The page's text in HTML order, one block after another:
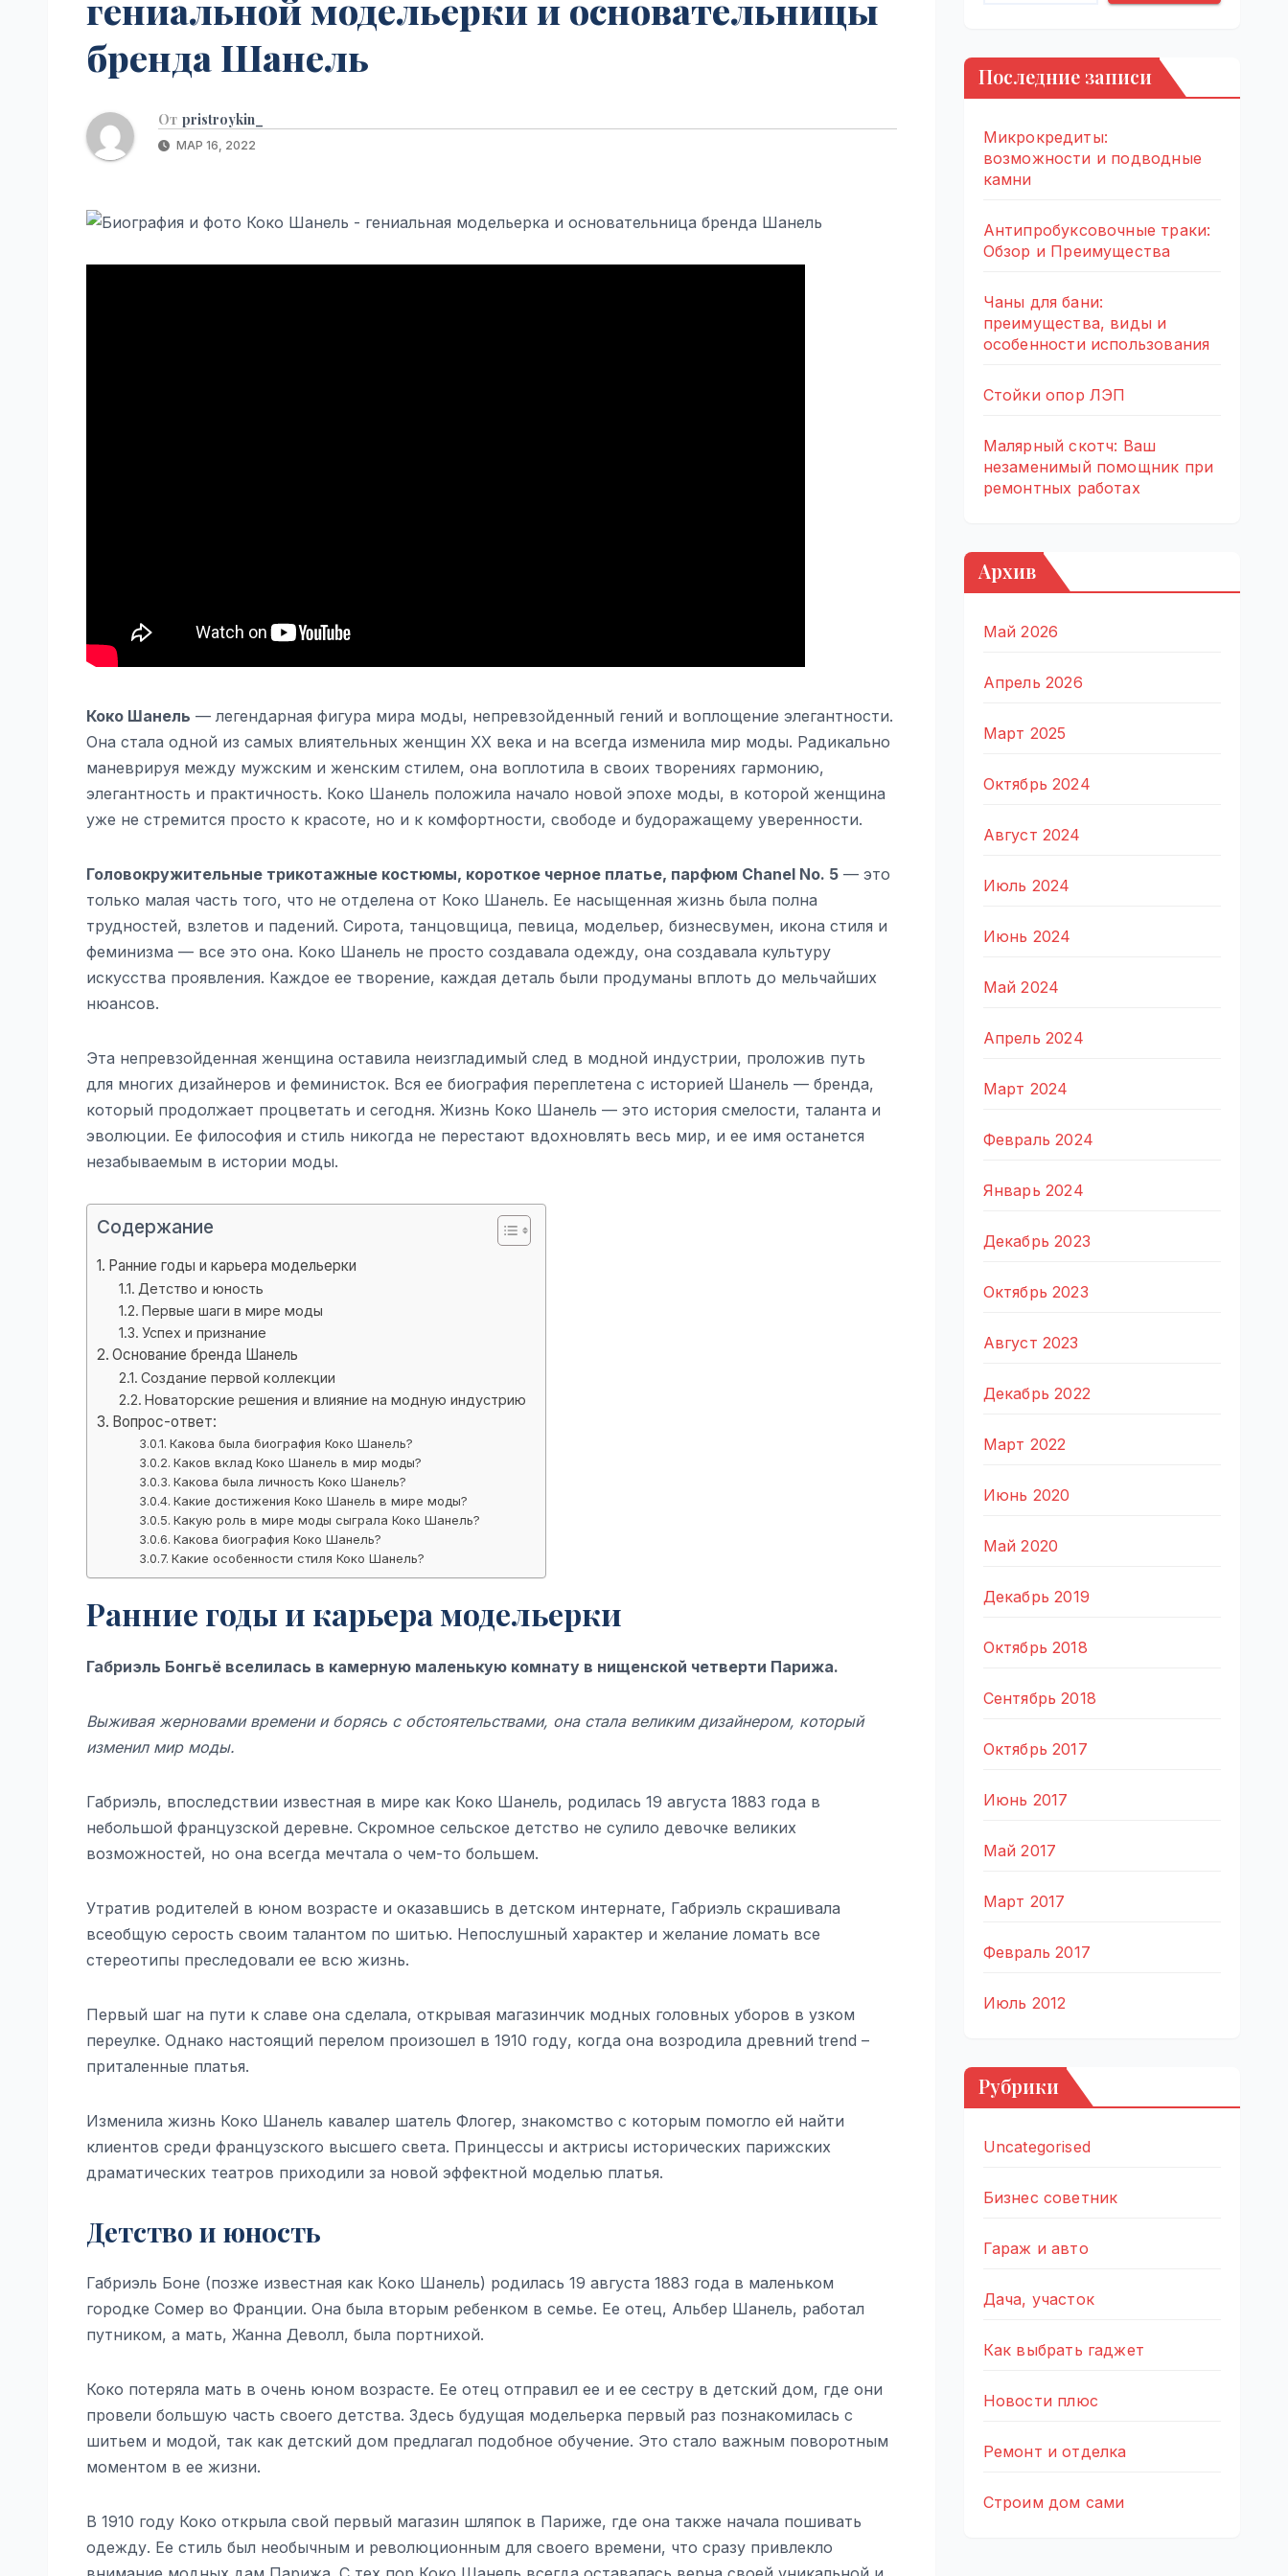
гениальной модельерки и основательницы
бренда Шанель
От pristroykin_
МАР 16, 2022
Коко Шанель — легендарная фигура мира моды, непревзойденный гений и воплощение элегантности.
Она стала одной из самых влиятельных женщин XX века и на всегда изменила мир моды. Радикально
маневрируя между мужским и женским стилем, она воплотила в своих творениях гармонию,
элегантность и практичность. Коко Шанель положила начало новой эпохе моды, в которой женщина
уже не стремится просто к красоте, но и к комфортности, свободе и будоражащему уверенности.
Головокружительные трикотажные костюмы, короткое черное платье, парфюм Chanel No. 5 — это
только малая часть того, что не отделена от Коко Шанель. Ее насыщенная жизнь была полна
трудностей, взлетов и падений. Сирота, танцовщица, певица, модельер, бизнесвумен, икона стиля и
феминизма — все это она. Коко Шанель не просто создавала одежду, она создавала культуру
искусства проявления. Каждое ее творение, каждая деталь были продуманы вплоть до мельчайших
нюансов.
Эта непревзойденная женщина оставила неизгладимый след в модной индустрии, проложив путь
для многих дизайнеров и феминисток. Вся ее биография переплетена с историей Шанель — бренда,
который продолжает процветать и сегодня. Жизнь Коко Шанель — это история смелости, таланта и
эволюции. Ее философия и стиль никогда не перестают вдохновлять весь мир, и ее имя останется
незабываемым в истории моды.
Содержание
Ранние годы и карьера модельерки
Детство и юность
Первые шаги в мире моды
Успех и признание
Основание бренда Шанель
Создание первой коллекции
Новаторские решения и влияние на модную индустрию
Вопрос-ответ:
Какова была биография Коко Шанель?
Каков вклад Коко Шанель в мир моды?
Какова была личность Коко Шанель?
Какие достижения Коко Шанель в мире моды?
Какую роль в мире моды сыграла Коко Шанель?
Какова биография Коко Шанель?
Какие особенности стиля Коко Шанель?
Ранние годы и карьера модельерки
Габриэль Бонгьё вселилась в камерную маленькую комнату в нищенской четверти Парижа.
Выживая жерновами времени и борясь с обстоятельствами, она стала великим дизайнером, который
изменил мир моды.
Габриэль, впоследствии известная в мире как Коко Шанель, родилась 19 августа 1883 года в
небольшой французской деревне. Скромное сельское детство не сулило девочке великих
возможностей, но она всегда мечтала о чем-то большем.
Утратив родителей в юном возрасте и оказавшись в детском интернате, Габриэль скрашивала
всеобщую серость своим талантом по шитью. Непослушный характер и желание ломать все
стереотипы преследовали ее всю жизнь.
Первый шаг на пути к славе она сделала, открывая магазинчик модных головных уборов в узком
переулке. Однако настоящий перелом произошел в 1910 году, когда она возродила древний trend –
приталенные платья.
Изменила жизнь Коко Шанель кавалер шатель Флогер, знакомство с которым помогло ей найти
клиентов среди французского высшего света. Принцессы и актрисы исторических парижских
драматических театров приходили за новой эффектной моделью платья.
Детство и юность
Габриэль Боне (позже известная как Коко Шанель) родилась 19 августа 1883 года в маленьком
городке Сомер во Франции. Она была вторым ребенком в семье. Ее отец, Альбер Шанель, работал
путником, а мать, Жанна Деволл, была портнихой.
Коко потеряла мать в очень юном возрасте. Ее отец отправил ее и ее сестру в детский дом, где они
провели большую часть своего детства. Здесь будущая модельерка первый раз познакомилась с
шитьем и модой, так как детский дом предлагал подобное обучение. Это стало важным поворотным
моментом в ее жизни.
В 1910 году Коко открыла свой первый магазин шляпок в Париже, где она также начала пошивать
одежду. Ее стиль был необычным и революционным для своего времени, что сразу привлекло
Последние записи
Микрокредиты:
возможности и подводные
камни
Антипробуксовочные траки:
Обзор и Преимущества
Чаны для бани:
преимущества, виды и
особенности использования
Стойки опор ЛЭП
Малярный скотч: Ваш
незаменимый помощник при
ремонтных работах
Архив
Май 2026
Апрель 2026
Март 2025
Октябрь 2024
Август 2024
Июль 2024
Июнь 2024
Май 2024
Апрель 2024
Март 2024
Февраль 2024
Январь 2024
Декабрь 2023
Октябрь 2023
Август 2023
Декабрь 2022
Март 2022
Июнь 2020
Май 2020
Декабрь 2019
Октябрь 2018
Сентябрь 2018
Октябрь 2017
Июнь 2017
Май 2017
Март 2017
Февраль 2017
Июль 2012
Рубрики
Uncategorised
Бизнес советник
Гараж и авто
Дача, участок
Как выбрать гаджет
Новости плюс
Ремонт и отделка
Строим дом сами